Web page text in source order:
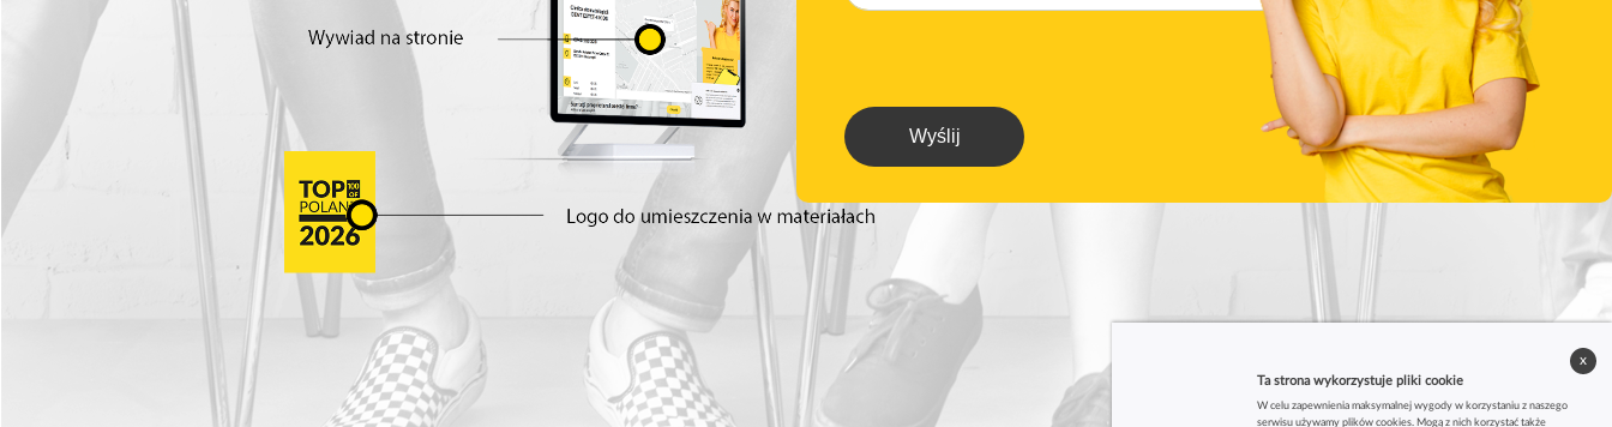
Wyślij
Ta strona wykorzystuje pliki cookie
W celu zapewnienia maksymalnej wygody w korzystaniu z naszego
serwisu używamy plików cookies. Mogą z nich korzystać także
x